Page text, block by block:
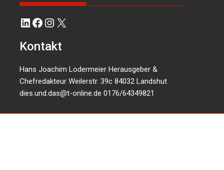
LinkedIn
Facebook
Instagram
X
Kontakt
Hans Joachim Lodermeier Herausgeber &
Chefredakteur Weilerstr. 39c 84032 Landshut
dies.und.das@t-online.de 0176/64349821